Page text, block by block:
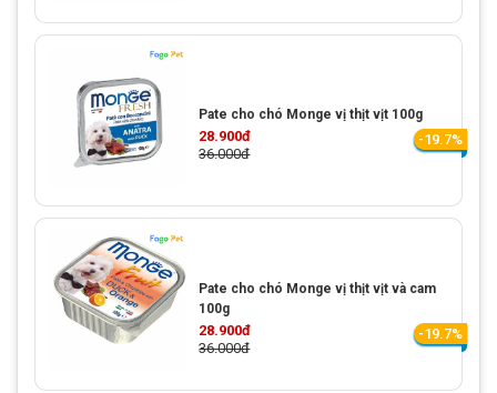
Pate cho chó Monge vị thịt vịt 100g
28.900đ
36.000đ
-19.7%
Pate cho chó Monge vị thịt vịt và cam
100g
28.900đ
36.000đ
-19.7%